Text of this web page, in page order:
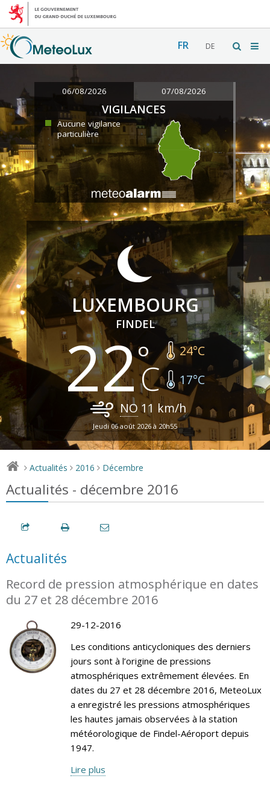
FR DE
06/08/2026 07/08/2026
VIGILANCES
Aucune vigilance
particulière
LUXEMBOURG
FINDEL
22 24°C
17°C
NO 11 km/h
Jeudi 06 août 2026 à 20h55
> Actualités > 2016 > Décembre
Actualités - décembre 2016
Actualités
Record de pression atmosphérique en dates
du 27 et 28 décembre 2016
29-12-2016
Les conditions anticycloniques des derniers
jours sont à l’origine de pressions
atmosphériques extrêmement élevées. En
dates du 27 et 28 décembre 2016, MeteoLux
a enregistré les pressions atmosphériques
les hautes jamais observées à la station
météorologique de Findel-Aéroport depuis
1947.
Lire plus